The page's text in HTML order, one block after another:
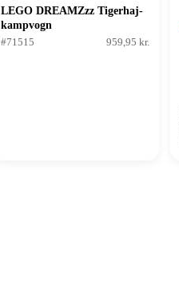
LEGO DREAMZzz Tigerhaj-
kampvogn
#71515
959,95 kr.